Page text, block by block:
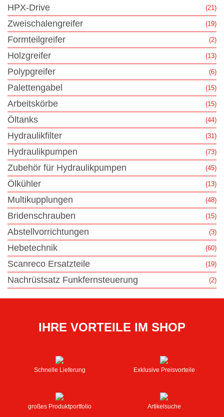
HPX-Drive (21)
Zweischalengreifer (19)
Formteilgreifer (2)
Holzgreifer (13)
Polypgreifer (6)
Palettengabel (15)
Arbeitskörbe (15)
Öltanks (44)
Hydraulikfilter (31)
Hydraulikpumpen (73)
Zubehör für Hydraulikpumpen (45)
Ölkühler (13)
Multikupplungen (48)
Bridenschrauben (15)
Abstellvorrichtungen (3)
Hebetechnik (60)
Scanreco Ersatzteile (19)
Nachrüstsatz Funkfernsteuerung (2)
IHRE VORTEILE IM SHOP
Schnelle Lieferung Exklusive Preisvorteile
großes Produktportfolio Artikelsuche